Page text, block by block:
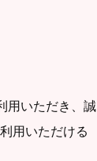
用いただき、誠
用いただける